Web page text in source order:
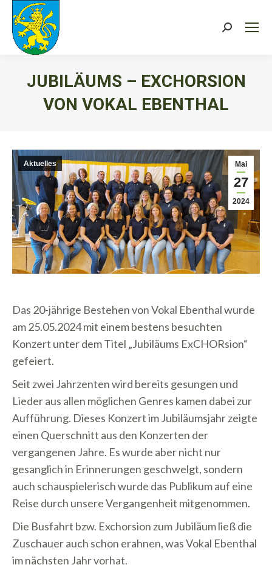
Search:
JUBILÄUMS – EXCHORSION
VON VOKAL EBENTHAL
Mai
27
2024
Aktuelles
Das 20-jährige Bestehen von Vokal Ebenthal wurde
am 25.05.2024 mit einem bestens besuchten
Konzert unter dem Titel „Jubiläums ExCHORsion“
gefeiert.
Seit zwei Jahrzenten wird bereits gesungen und
Lieder aus allen möglichen Genres kamen dabei zur
Aufführung. Dieses Konzert im Jubiläumsjahr zeigte
einen Querschnitt aus den Konzerten der
vergangenen Jahre. Es wurde aber nicht nur
gesanglich in Erinnerungen geschwelgt, sondern
auch schauspielerisch wurde das Publikum auf eine
Reise durch unsere Vergangenheit mitgenommen.
Die Busfahrt bzw. Exchorsion zum Jubiläum ließ die
Zuschauer auch schon erahnen, was Vokal Ebenthal
im nächsten Jahr vorhat.